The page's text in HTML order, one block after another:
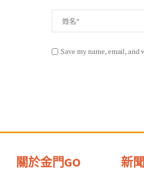
Save my name, email,
關於金門GO 新